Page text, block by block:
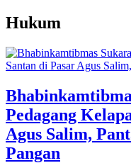
Hukum
Pedagang
Agus Salim,
Pangan